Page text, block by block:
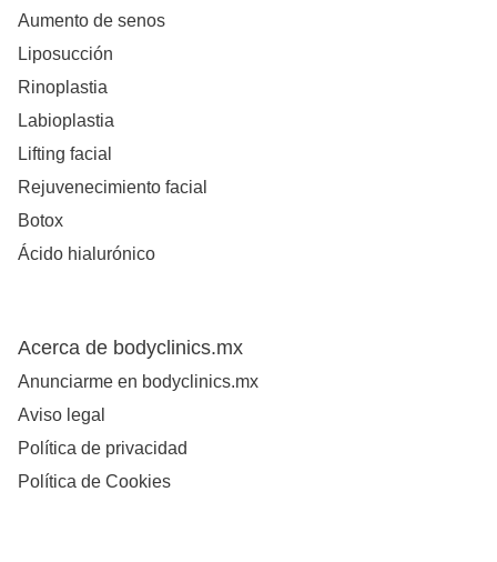
Aumento de senos
Liposucción
Rinoplastia
Labioplastia
Lifting facial
Rejuvenecimiento facial
Botox
Ácido hialurónico
Acerca de bodyclinics.mx
Anunciarme en bodyclinics.mx
Aviso legal
Política de privacidad
Política de Cookies